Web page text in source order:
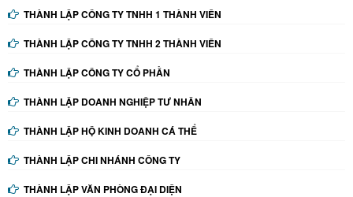
THÀNH LẬP CÔNG TY TNHH 1 THÀNH VIÊN
THÀNH LẬP CÔNG TY TNHH 2 THÀNH VIÊN
THÀNH LẬP CÔNG TY CỔ PHẦN
THÀNH LẬP DOANH NGHIỆP TƯ NHÂN
THÀNH LẬP HỘ KINH DOANH CÁ THỂ
THÀNH LẬP CHI NHÁNH CÔNG TY
THÀNH LẬP VĂN PHÒNG ĐẠI DIỆN